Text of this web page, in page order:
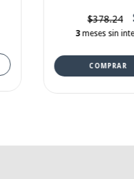
$378.24
3 meses sin
COMPRAR